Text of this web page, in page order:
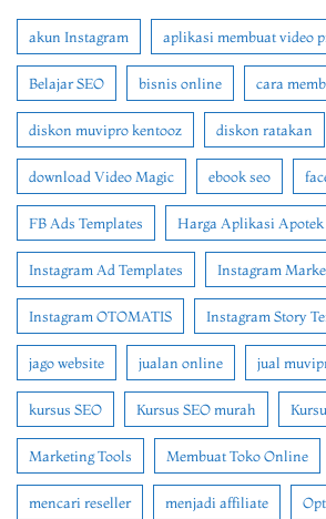
akun Instagram aplikasi membuat video
Belajar SEO bisnis online cara
diskon muvipro kentooz diskon ratakan
download Video Magic ebook seo
FB Ads Templates Harga Aplikasi Apotek
Instagram Ad Templates Instagram
Instagram OTOMATIS Instagram Story
jago website jualan online jual
kursus SEO Kursus SEO murah
Marketing Tools Membuat Toko Online
mencari reseller menjadi affiliate